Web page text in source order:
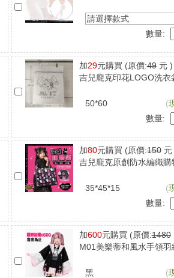
請選擇款式
數量:
加29元購買 (原價:49元 )
吉兒龐克印花LOGO洗衣
50*60 (
數量:
加80元購買 (原價:150元
吉兒龐克原創防水編織購
35*45*15 (
數量:
加600元購買 (原價:1480
M01美樂蒂和風水手領羽
黑 (